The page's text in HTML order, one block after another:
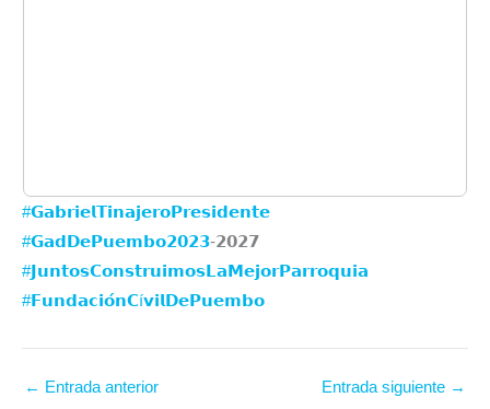
#𝗚𝗮𝗯𝗿𝗶𝗲𝗹𝗧𝗶𝗻𝗮𝗷𝗲𝗿𝗼𝗣𝗿𝗲𝘀𝗶𝗱𝗲𝗻𝘁𝗲
#𝗚𝗮𝗱𝗗𝗲𝗣𝘂𝗲𝗺𝗯𝗼𝟮𝟬𝟮𝟯-𝟮𝟬𝟮𝟳⁣⁣⁣⁣⁣
#𝗝𝘂𝗻𝘁𝗼𝘀𝗖𝗼𝗻𝘀𝘁𝗿𝘂𝗶𝗺𝗼𝘀𝗟𝗮𝗠𝗲𝗷𝗼𝗿𝗣𝗮𝗿𝗿𝗼𝗾𝘂𝗶𝗮
#𝗙𝘂𝗻𝗱𝗮𝗰𝗶𝗼́𝗻𝗖í𝘃𝗶𝗹𝗗𝗲𝗣𝘂𝗲𝗺𝗯𝗼
← Entrada anterior Entrada siguiente →